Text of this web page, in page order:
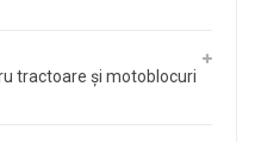
tractoare și motoblocuri